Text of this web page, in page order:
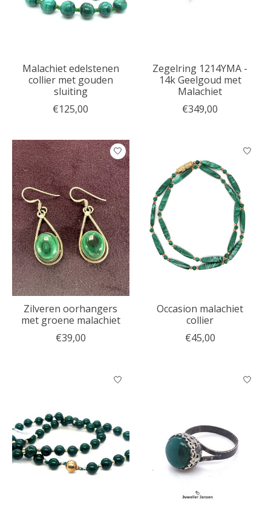
Malachiet edelstenen
collier met gouden
sluiting
€125,00
Zegelring 1214YMA -
14k Geelgoud met
Malachiet
€349,00
Zilveren oorhangers
met groene malachiet
€39,00
Occasion malachiet
collier
€45,00